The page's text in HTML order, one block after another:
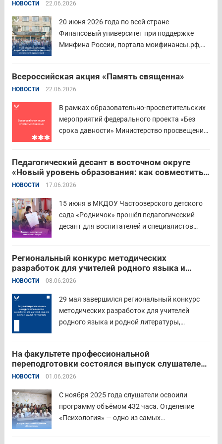
центр. Прием заявок пройдет до 26 июля
включительно. Участниками конкурса могут
стать педагоги детских...
НОВОСТИ 22.06.2026
20 июня 2026 года по всей стране
Финансовый университет при поддержке
Минфина России, портала моифинансы.рф,
семейного фестиваля сбережений и
инвестиций. В Курганской области
филиал Финуниверситета. 16 семей-
победителей... Читать дальше
Всероссийская акция «Память священна»
НОВОСТИ 22.06.2026
В рамках образовательно-просветительских
мероприятий федерального проекта «Без
срока давности» Министерство просвещения
проводят всероссийскую акцию «Память
священна». 22 июня 2026 года Россия
отмечает 85-ю годовщину начала Великой
Отечественной войны. Просим на страницах
школ в...
Педагогический десант в восточном округе
«Новый уровень образования: как совместить
качество и эффективность»
НОВОСТИ 17.06.2026
15 июня в МКДОУ Частоозерского детского
сада «Родничок» прошёл педагогический
десант для воспитателей и специалистов
педагогов восточного округа для повышения
профессиональных компетенций и
знакомства с актуальными подходами к
работе с детьми....
Региональный конкурс методических
разработок для учителей родного языка и
родной литературы
НОВОСТИ 08.06.2026
29 мая завершился региональный конкурс
методических разработок для учителей
родного языка и родной литературы,
инновационными подходами в преподавании
родного языка и родной литературы. Цели
конкурса: — выявление и распространение
передового педагогического...
На факультете профессиональной
переподготовки состоялся выпуск слушателей
отделения «Психология»
НОВОСТИ 01.06.2026
С ноября 2025 года слушатели освоили
программу объёмом 432 часа. Отделение
«Психология» — одно из самых